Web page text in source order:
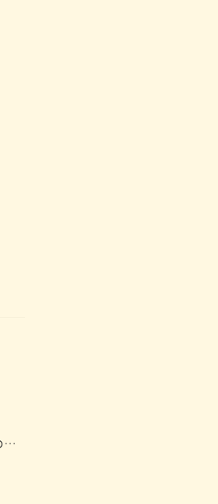
札幌で解体をご検討の皆様へ